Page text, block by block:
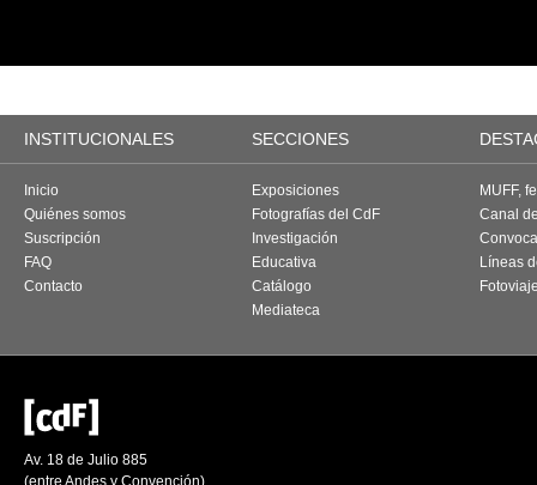
INSTITUCIONALES SECCIONES
Inicio
Quiénes somos
Suscripción
FAQ
Contacto
Exposiciones
Fotografías del CdF
Investigación
Educativa
Catálogo
Mediateca
MUFF,
Canal
Líneas
Av. 18 de Julio 885
(entre Andes y Convención)